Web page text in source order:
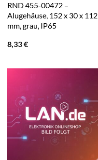
RND 455-00472 –
Alugehäuse, 152 x 30 x 112
mm, grau, IP65
8,33€